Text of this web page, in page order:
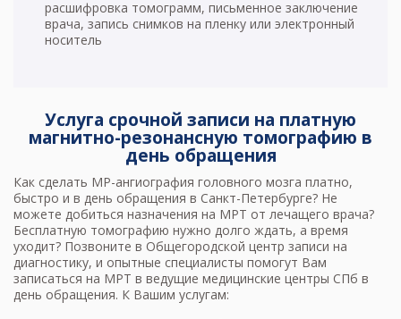
расшифровка томограмм, письменное заключение
врача, запись снимков на пленку или электронный
носитель
Услуга срочной записи на платную
магнитно-резонансную томографию в
день обращения
Как сделать МР-ангиография головного мозга платно,
быстро и в день обращения в Санкт-Петербурге? Не
можете добиться назначения на МРТ от лечащего врача?
Бесплатную томографию нужно долго ждать, а время
уходит? Позвоните в Общегородской центр записи на
диагностику, и опытные специалисты помогут Вам
записаться на МРТ в ведущие медицинские центры СПб в
день обращения. К Вашим услугам: